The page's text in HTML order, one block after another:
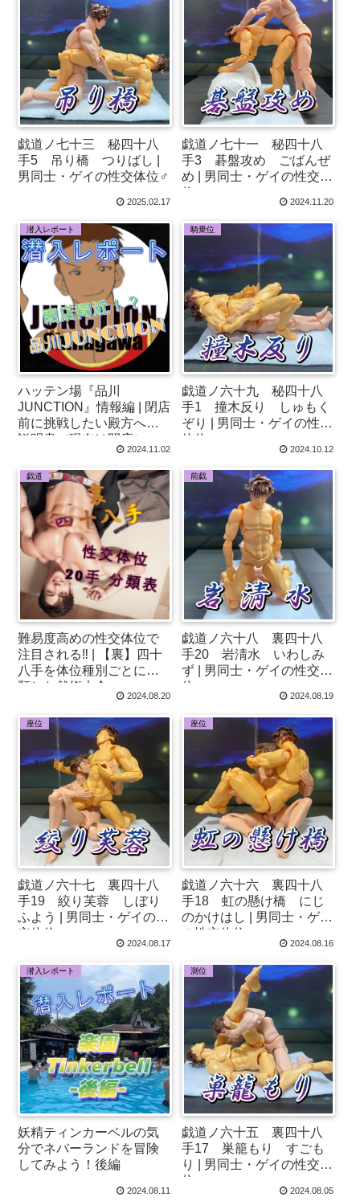
戯道ノ七十三 秘四十八
手5 吊り橋 つりばし |
男同士・ゲイの性交体位♂
2025.02.17
戯道ノ七十一 秘四十八
手3 碁盤攻め ごばんぜ
め | 男同士・ゲイの性交体
位♂
2024.11.20
潜入レポート
ハッテン場『品川
JUNCTION』情報編 | 閉店
前に挑戦したい殿方への
説明書（現在は閉店）
2024.11.02
騎乗位
戯道ノ六十九 秘四十八
手1 撞木反り しゅもく
ぞり | 男同士・ゲイの性交
体位♂
2024.10.12
戯道
難易度高めの性交体位で
注目される‼ | 【裏】四十
八手を体位種別ごとに分
類した戯術大全
2024.08.20
前戯
戯道ノ六十八 裏四十八
手20 岩淸水 いわしみ
ず | 男同士・ゲイの性交体
位♂
2024.08.19
座位
戯道ノ六十七 裏四十八
手19 絞り芙蓉 しぼり
ふよう | 男同士・ゲイの性
交体位♂
2024.08.17
座位
戯道ノ六十六 裏四十八
手18 虹の懸け橋 にじ
のかけはし | 男同士・ゲイ
の性交体位♂
2024.08.16
潜入レポート
妖精ティンカーベルの気
分でネバーランドを冒険
してみよう！後編
2024.08.11
測位
戯道ノ六十五 裏四十八
手17 巣籠もり すごも
り | 男同士・ゲイの性交体
位♂
2024.08.05